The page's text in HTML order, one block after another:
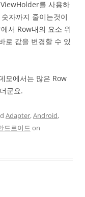
를 사용하
자까지 줄이는것이
서 Row내의 요소 위
로 값을 변경할 수 있
모에서는 많은 Row
군요.
Adapter,Android,
드로이드 on